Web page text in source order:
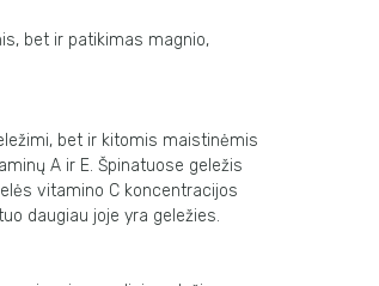
bet ir patikimas magnio,
bet ir kitomis maistinėmis
A ir E. Špinatuose geležis
vitamino C koncentracijos
daugiau joje yra geležies.